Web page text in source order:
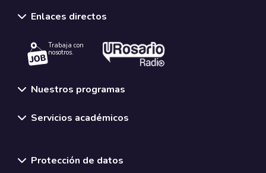
Enlaces directos
Trabaja con
nosotros.
Nuestros programas
Servicios académicos
Protección de datos